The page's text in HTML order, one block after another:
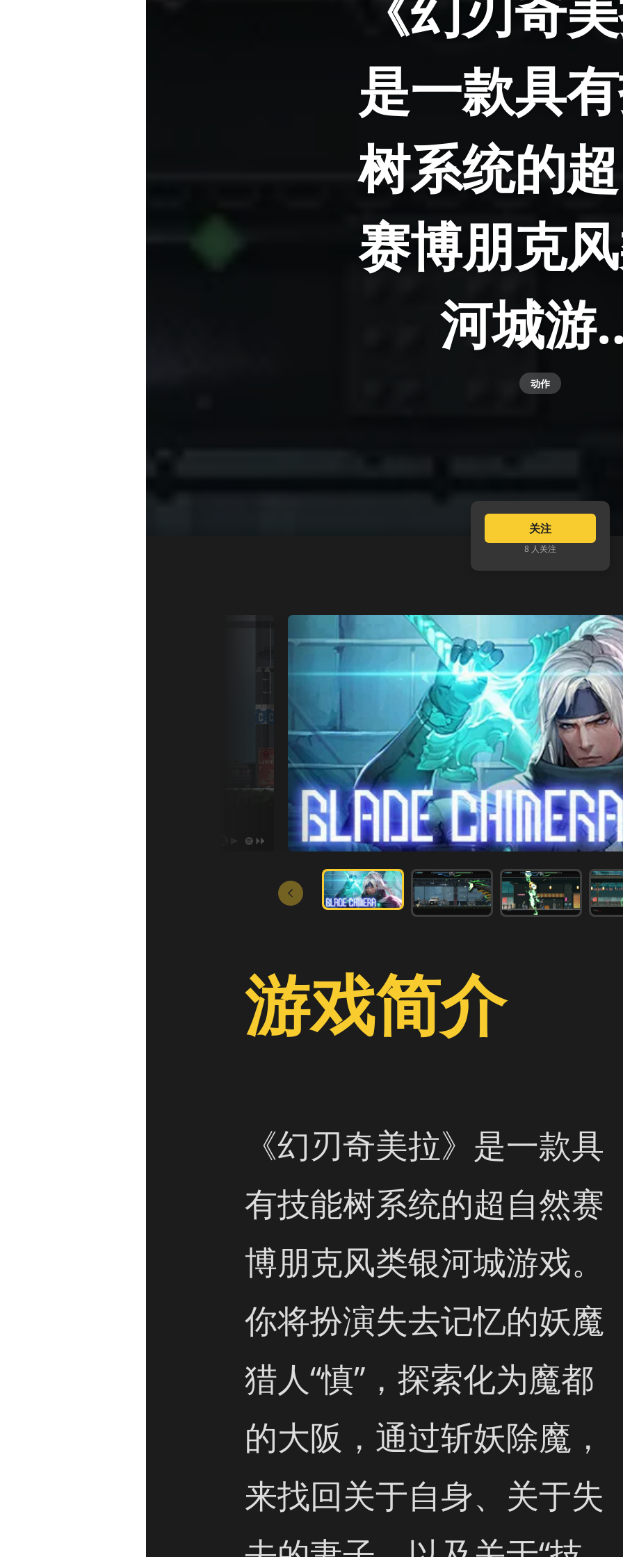
是一款具
树系统的
赛博朋克
河城
动作
关注
8 人关注
游戏简介
《幻刃奇美拉》是一款具
有技能树系统的超自然赛
博朋克风类银河城游戏。
你将扮演失去记忆的妖魔
猎人“慎”，探索化为魔都
的大阪，通过斩妖除魔，
来找回关于自身、关于失